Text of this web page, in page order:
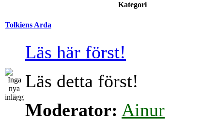
Kategori
Tolkiens Arda
Läs här först!
Läs detta först!
Moderator: Ainur